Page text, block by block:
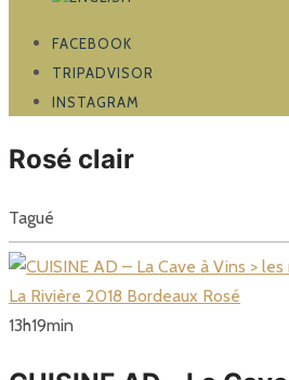
FACEBOOK
TRIPADVISOR
INSTAGRAM
Rosé clair
Tagué
13h19min